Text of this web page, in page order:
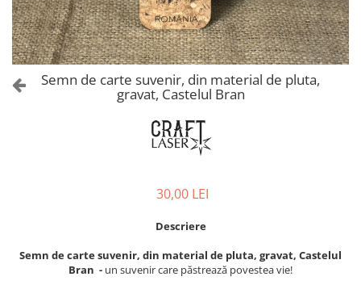
Castelul Peles
Cetatea Alba Carolina
Cetatea de Scaun a Sucevei
Cetatea Oradea
Bojdeuca "Ion Creanga", Iasi
Casa Junimii Iasi (Muzeul Vasile
Castelul Julia Hasdeu (Muzeul
Memorial B.P. Hasdeu)
Cazinoul Constanta
Cani suvenir
Colectia "Orase Medievale"
Colectia Semne de carte Suvenir
Semn de carte suvenir acuarela
Magneti de frigider din lemn,
gravati
Mitul Dracula
Semn de carte suvenir, din material de pluta,
gravat, Castelul Bran
30,00 LEI
Descriere
Semn de carte suvenir, din material de pluta, gravat, Castelul
Bran - un suvenir care păstrează povestea vie!